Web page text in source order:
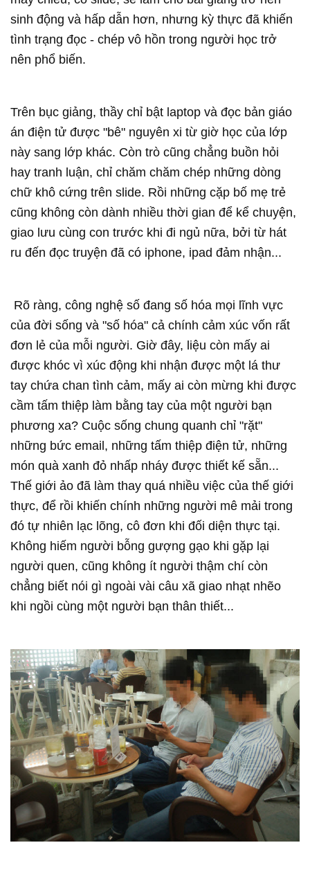
sinh động và hấp dẫn hơn, nhưng kỳ thực đã khiến
tình trạng đọc - chép vô hồn trong người học trở
nên phổ biến.
Trên bục giảng, thầy chỉ bật laptop và đọc bản giáo
án điện tử được "bê" nguyên xi từ giờ học của lớp
này sang lớp khác. Còn trò cũng chẳng buồn hỏi
hay tranh luận, chỉ chăm chăm chép những dòng
chữ khô cứng trên slide. Rồi những cặp bố mẹ trẻ
cũng không còn dành nhiều thời gian để kể chuyện,
giao lưu cùng con trước khi đi ngủ nữa, bởi từ hát
ru đến đọc truyện đã có iphone, ipad đảm nhận...
Rõ ràng, công nghệ số đang số hóa mọi lĩnh vực
của đời sống và "số hóa" cả chính cảm xúc vốn rất
đơn lẻ của mỗi người. Giờ đây, liệu còn mấy ai
được khóc vì xúc động khi nhận được một lá thư
tay chứa chan tình cảm, mấy ai còn mừng khi được
cầm tấm thiệp làm bằng tay của một người bạn
phương xa? Cuộc sống chung quanh chỉ "rặt"
những bức email, những tấm thiệp điện tử, những
món quà xanh đỏ nhấp nháy được thiết kế sẵn...
Thế giới ảo đã làm thay quá nhiều việc của thế giới
thực, để rồi khiến chính những người mê mải trong
đó tự nhiên lạc lõng, cô đơn khi đối diện thực tại.
Không hiếm người bỗng gượng gạo khi gặp lại
người quen, cũng không ít người thậm chí còn
chẳng biết nói gì ngoài vài câu xã giao nhạt nhẽo
khi ngồi cùng một người bạn thân thiết...